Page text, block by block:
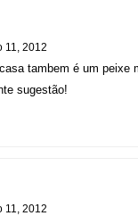
11, 2012
tambem é um peixe
sugestão!
11, 2012